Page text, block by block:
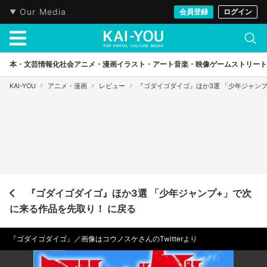
Our Media 会員登録 ログイン
本・文芸情報化社会アニメ・漫画イラスト・アート音楽・映像ゲームストリート
KAI-YOU アニメ・漫画 レビュー 『ゴダイゴダイゴ』ほか3選 「少年ジャン
『ゴダイゴダイゴ』ほか3選 「少年ジャンプ+」で次
に来る作品を先取り！ に戻る
『ゴダイゴダイゴ』／画像はコウノスケさんのTwitterより